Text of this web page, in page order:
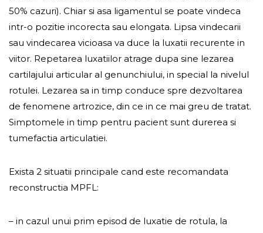
50% cazuri). Chiar si asa ligamentul se poate vindeca
intr-o pozitie incorecta sau elongata. Lipsa vindecarii
sau vindecarea vicioasa va duce la luxatii recurente in
viitor. Repetarea luxatiilor atrage dupa sine lezarea
cartilajului articular al genunchiului, in special la nivelul
rotulei. Lezarea sa in timp conduce spre dezvoltarea
de fenomene artrozice, din ce in ce mai greu de tratat.
Simptomele in timp pentru pacient sunt durerea si
tumefactia articulatiei.
Exista 2 situatii principale cand este recomandata
reconstructia MPFL:
– in cazul unui prim episod de luxatie de rotula, la